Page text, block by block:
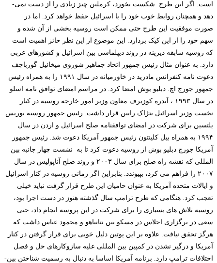
است. اگر این طرح شکست بخورد، کرملین چیز زیادی را از دست نمی­
دهد و همچنان روابط خوب خود را با اسرائیل حفظ خواهد کرد. اما در
صورت موفقیت این طرح حتی ممکن است روسیه بخشی از آن شده و
سهم خود را از این کیک بردارد. این موضوع از این نظر حائز اهمیت است
که روسیه سابقه دیرینه در روند دیپلماسی بین اسرائیل و کشورهای عربی
دارد. به عنوان مثال رئیس جمهور اتحاد جماهیر شوروی میخائیل گورباچف
دعوت نامه کنفرانس مادرید در خاورمیانه در سال ۱۹۹۱ را به همراه رئیس
جمهور جورج اچ. دبلیو بوش امضا کرد. در مراسم امضای توافق نامه اسلو
در سال ۱۹۹۳ ، آندره کوزیرف معاون وزیر امور خارجه روسیه در کنار
نخست وزیر اسرائیل یتژاک رابین قرار داشت. رئیس جمهور روسیه بوریس
یلتسین برای شرکت در امضای توافقنامه صلح اسرائیل و اردن در سال
۱۹۹۴ به همراه بیل کلینتون رئیس جمهور آمریکا دعوت شد. رئیس جمهور
آمریکا جورج دبلیو بوش از روسیه دعوت کرد تا به نشست چهار جانبه بین
المللی که نقشه راه صلح برای سال ۲۰۰۳ و روند صلح آناپولیس در سال
۲۰۰۷ را فراهم می کرد، بپیوندد.
بنابراین اگر زمانی روسیه در کنار اسرائیل
و ایالات متحده آمریکا به عنوان حامیان این طرح قرار گرفت نباید خیلی
تعجب کرد. هنگامی که طرح ترامپ سال گذشته هنوز در دست اجرا بود،
روسیه تلاش­ های بسیاری را برای شرکت در این پروسه انجام داد، حتی
سعی در برگزاری اجلاس در مسکو بین نتانیاهو و محمود عباس داشت که
هرگز تحقق نیافت. علاوه بر این پوتین دلیل خوبی برای قرار گرفتن در کنار
آمریکا و درگیر نشدن در کمپین بین ­المللی علیه سازوکارهای حل و فصل
اختلافات ترامپ دارد. برنامه آمریکا اساسا به دنبال به رسمیت شناختن بین­